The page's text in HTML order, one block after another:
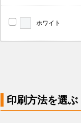
ホワイト
印刷方法を選ぶ